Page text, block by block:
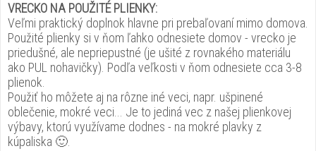
VRECKO NA POUŽITÉ PLIENKY:
Veľmi praktický doplnok hlavne pri prebaľovaní mimo domova.
Použité plienky si v ňom ľahko odnesiete domov - vrecko je
priedušné, ale nepriepustné (je ušité z rovnakého materiálu
ako PUL nohavičky). Podľa veľkosti v ňom odnesiete cca 3-8
plienok.
Použiť ho môžete aj na rôzne iné veci, napr. ušpinené
oblečenie, mokré veci... Je to jediná vec z našej plienkovej
výbavy, ktorú využívame dodnes - na mokré plavky z
kúpaliska 🙂.